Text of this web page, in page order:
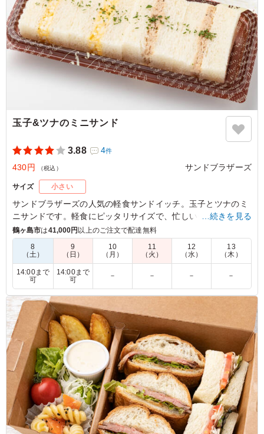
玉子&ツナのミニサンド
3.88 4件
430円 （税込） サンドブラザーズ
サイズ 小さい
サンドブラザーズの人気の軽食サンドイッチ。玉子とツナのミ
ニサンドです。軽食にピッタリサイズで、忙しい合間に食べる
ことができます。食べ残してしまっても、プラスチックの蓋で
しまうことができるので、合間、合間でも食べれます。
4.5 長期熟成酒研究会
熟成古酒の懇親会前の軽食に提供しました。人には好みも
あり選べる楽しさがありました。パンは厚めでしっかりし
た感じ。軽食にしてはボリューミーです。私は、ツナとポ
テサラにしましたがツナと卵サンドも美味しそうでした。
ご利用シーン：－
東京都北区滝野川
2025/11/09
…続きを見る
鶴ヶ島市は41,000円 以上のご注文で配達無料
8
（土）
9
（日）
10
（月）
11
（火）
12
（水）
13
（木）
14:00まで
可
14:00まで
可
－ － － －